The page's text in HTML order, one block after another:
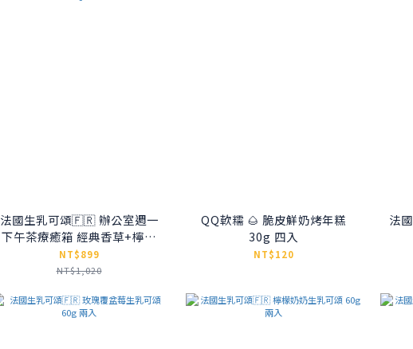
法國生乳可頌🇫🇷 辦公室週一
下午茶療癒箱 經典香草+檸檬
奶奶+日本厚抹茶+濃焙可可
NT$899
NT$1,020
QQ軟糯 🌰 脆皮鮮奶烤年糕
30g 四入
NT$120
法